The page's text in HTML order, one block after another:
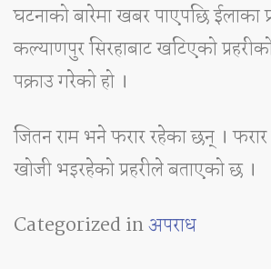
घटनाको बारेमा खबर पाएपछि ईलाका
कल्याणपुर सिरहाबाट खटिएको
पक्राउ गरेको हो ।
जितन राम भने फरार रहेका छन् ।
खोजी भइरहेको प्रहरीले बताएको छ ।
Categorized inअपराध